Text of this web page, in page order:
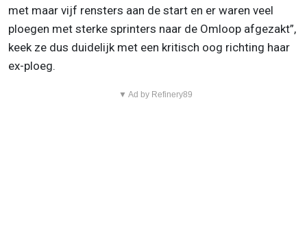
met maar vijf rensters aan de start en er waren veel
ploegen met sterke sprinters naar de Omloop afgezakt”,
keek ze dus duidelijk met een kritisch oog richting haar
ex-ploeg.
▼ Ad by Refinery89